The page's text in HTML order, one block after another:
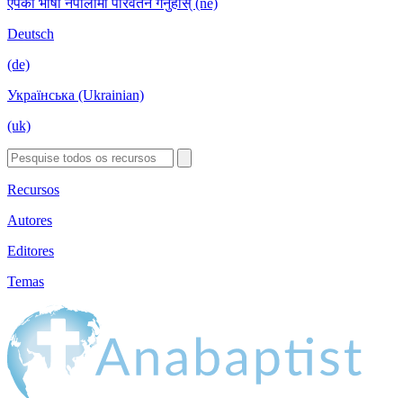
Deutsch
(de)
Українська (Ukrainian)
(uk)
Recursos
Autores
Editores
Temas